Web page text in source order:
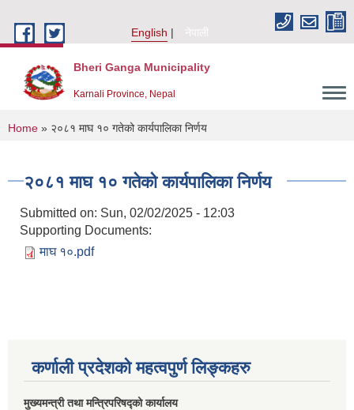
English
नेपाली
Bheri Ganga Municipality
Karnali Province, Nepal
You are here
Home » २०८१ माघ १० गतेको कार्यपालिका निर्णय
२०८१ माघ १० गतेको कार्यपालिका निर्णय
Submitted on: Sun, 02/02/2025 - 12:03
Supporting Documents:
माघ १०.pdf
कर्णाली प्रदेशको महत्वपुर्ण लिङ्कहरु
मुख्यमन्त्री तथा मन्त्रिपरिषद्को कार्यालय